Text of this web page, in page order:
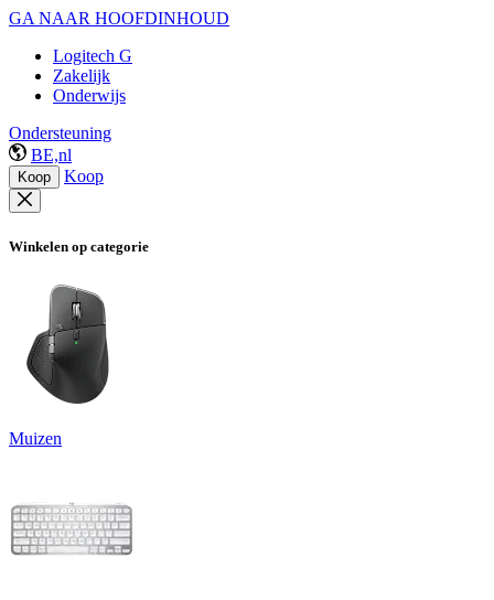
GA NAAR HOOFDINHOUD
Logitech G
Zakelijk
Onderwijs
Ondersteuning
BE,nl
Koop Koop
Winkelen op categorie
Muizen